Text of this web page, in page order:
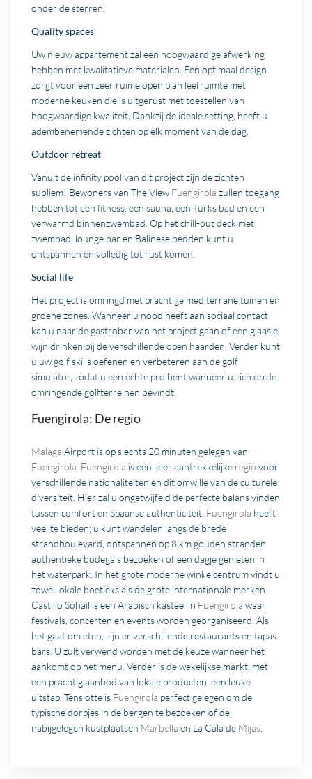
onder de sterren.
Quality spaces
Uw nieuw appartement zal een hoogwaardige afwerking
hebben met kwalitatieve materialen. Een optimaal design
zorgt voor een zeer ruime open plan leefruimte met
moderne keuken die is uitgerust met toestellen van
hoogwaardige kwaliteit. Dankzij de ideale setting, heeft u
adembenemende zichten op elk moment van de dag.
Outdoor retreat
Vanuit de infinity pool van dit project zijn de zichten
subliem! Bewoners van The View Fuengirola zullen toegang
hebben tot een fitness, een sauna, een Turks bad en een
verwarmd binnenzwembad. Op het chill-out deck met
zwembad, lounge bar en Balinese bedden kunt u
ontspannen en volledig tot rust komen.
Social life
Het project is omringd met prachtige mediterrane tuinen en
groene zones. Wanneer u nood heeft aan sociaal contact
kan u naar de gastrobar van het project gaan of een glaasje
wijn drinken bij de verschillende open haarden. Verder kunt
u uw golf skills oefenen en verbeteren aan de golf
simulator, zodat u een echte pro bent wanneer u zich op de
omringende golfterreinen bevindt.
Fuengirola: De regio
Malaga Airport is op slechts 20 minuten gelegen van
Fuengirola Fuengirola is een zeer aantrekkelijke regio voor
verschillende nationaliteiten en dit omwille van de culturele
diversiteit. Hier zal u ongetwijfeld de perfecte balans vinden
tussen comfort en Spaanse authenticiteit. Fuengirola heeft
veel te bieden; u kunt wandelen langs de brede
strandboulevard, ontspannen op 8 km gouden stranden,
authentieke bodega’s bezoeken of een dagje genieten in
het waterpark. In het grote moderne winkelcentrum vindt u
zowel lokale boetieks als de grote internationale merken.
Castillo Sohail is een Arabisch kasteel in Fuengirola waar
festivals, concerten en events worden georganiseerd. Als
het gaat om eten, zijn er verschillende restaurants en tapas
bars. U zult verwend worden met de keuze wanneer het
aankomt op het menu. Verder is de wekelijkse markt, met
een prachtig aanbod van lokale producten, een leuke
uitstap. Tenslotte is Fuengirola perfect gelegen om de
typische dorpjes in de bergen te bezoeken of de
nabijgelegen kustplaatsen Marbella en La Cala de Mijas